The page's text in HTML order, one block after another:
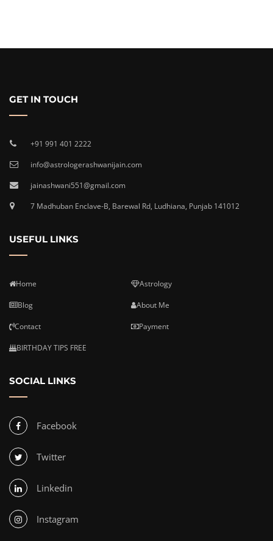
GET IN TOUCH
+91 991 401 2222
info@astrologerashwanijain.com
jainashwani551@gmail.com
7 Madhuban Enclave-B, Barewal Rd, Ludhiana, Punjab 141012
USEFUL LINKS
Home Astrology
Blog About Me
Contact Payment
BIRTHDAY TIPS FREE
SOCIAL LINKS
Facebook
Twitter
Linkedin
Instagram